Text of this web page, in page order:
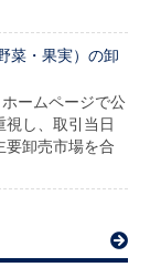
菜・果実）の卸
ームページで公
し、取引当日
要卸売市場を合